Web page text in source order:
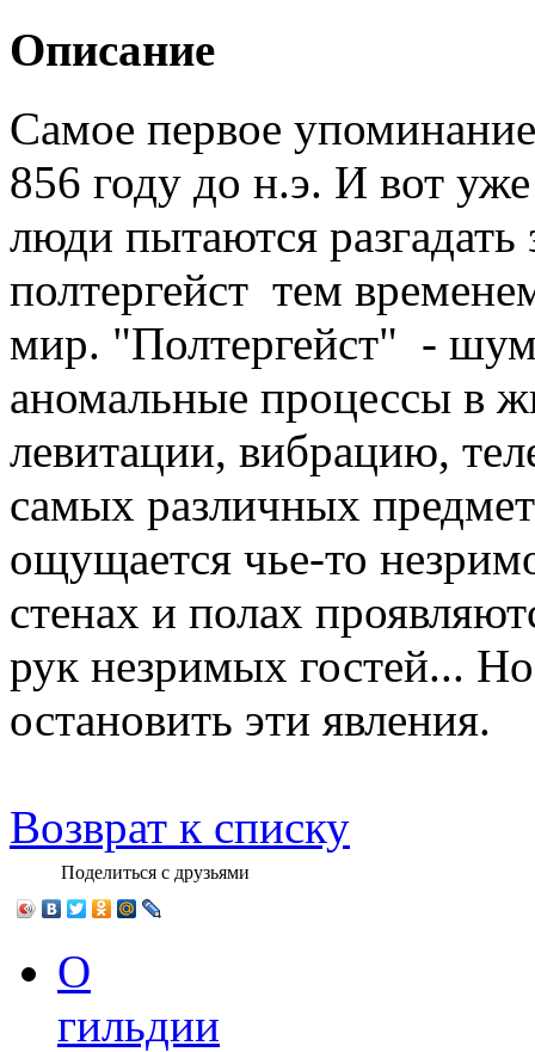
Описание
Самое первое
856 году до н.э. И вот
люди пытаются разгадать
полтергейст тем
мир. "Полтергейст" -
аномальные процессы в
левитации, вибрацию,
самых различных
ощущается чье-то
стенах и полах
рук незримых гостей...
остановить эти явления.
Возврат к списку
Поделиться с друзьями
О
гильдии